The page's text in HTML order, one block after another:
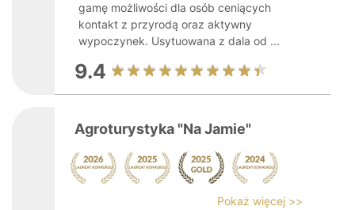
gamę możliwości dla osób ceniących
kontakt z przyrodą oraz aktywny
wypoczynek. Usytuowana z dala od ...
9.4
Agroturystyka "Na Jamie"
Pokaż więcej >>